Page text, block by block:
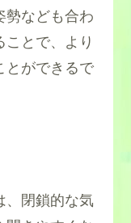
勢なども合わ
とで、より
とができるで
、閉鎖的な気